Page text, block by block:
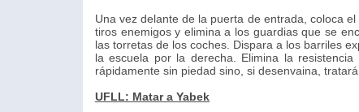
Una vez delante de la puerta de entrada, coloca
tiros enemigos y elimina a los guardias que se
las torretas de los coches. Dispara a los barriles
la escuela por la derecha. Elimina la
rápidamente sin piedad sino, si desenvaina,
UFLL: Matar a Yabek